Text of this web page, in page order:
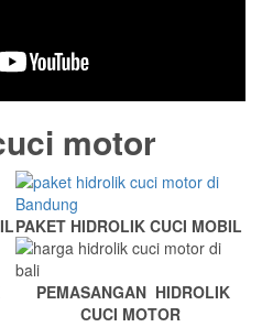
motor
PAKET HIDROLIK CUCI MOBIL
PEMASANGAN HIDROLIK
CUCI MOTOR